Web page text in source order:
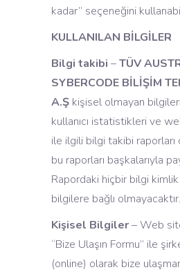
kadar” seçeneğini
KULLANILAN BİLGİLER
Bilgi takibi –TÜV
SYBERCODE BİLİŞİM
A.Ş kişisel olmayan
kullanıcı istatistikleri ve
ile ilgili bilgi takibi
bu raporları başkalarıyla
Rapordaki hiçbir bilgi
bilgilere bağlı olmayacaktır.
Kişisel Bilgiler– Web
“Bize Ulaşın Formu” ile
(online) olarak bize